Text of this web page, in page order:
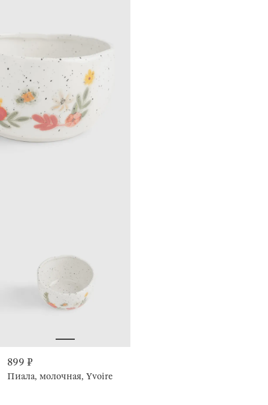
899 ₽
Пиала, молочная, Yvoire